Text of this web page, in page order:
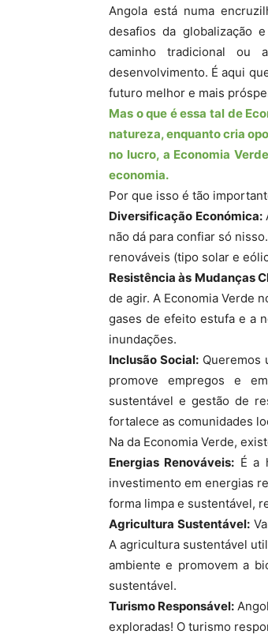
Angola está numa
desafios da globalização
caminho tradicional ou
desenvolvimento. É aqui
futuro melhor e mais
Mas o que é essa tal de
natureza, enquanto cria
no lucro, a Economia
economia.
Por que isso é tão
Diversificação Económica:
não dá para confiar só
renováveis (tipo solar e
Resistência às Mudanças
de agir. A Economia Verde
gases de efeito estufa e a
inundações.
Inclusão Social:Queremos
promove empregos e
sustentável e gestão de
fortalece as comunidades
Na da Economia Verde,
Energias Renováveis: É a
investimento em energias
forma limpa e sustentável,
Agricultura Sustentável:
A agricultura sustentável
ambiente e promovem a
sustentável.
Turismo Responsável:
exploradas! O turismo